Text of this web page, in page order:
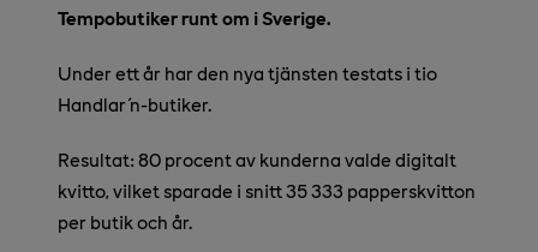
Tempobutiker runt om i Sverige.
Under ett år har den nya tjänsten testats i tio
Handlar´n-butiker.
Resultat: 80 procent av kunderna valde digitalt
kvitto, vilket sparade i snitt 35 333 papperskvitton
per butik och år.